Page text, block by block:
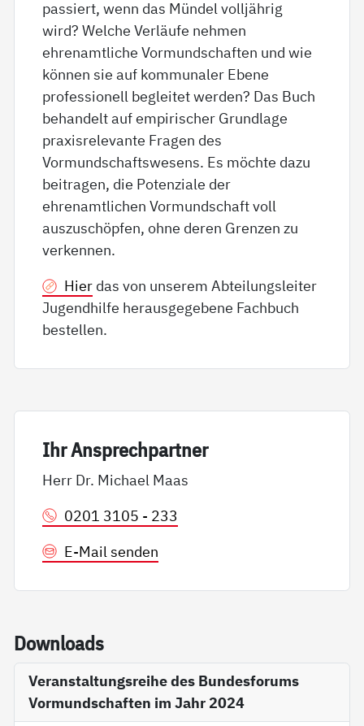
passiert, wenn das Mündel volljährig
wird? Welche Verläufe nehmen
ehrenamtliche Vormundschaften und wie
können sie auf kommunaler Ebene
professionell begleitet werden? Das Buch
behandelt auf empirischer Grundlage
praxisrelevante Fragen des
Vormundschaftswesens. Es möchte dazu
beitragen, die Potenziale der
ehrenamtlichen Vormundschaft voll
auszuschöpfen, ohne deren Grenzen zu
verkennen.
Hierdas von unserem Abteilungsleiter
Jugendhilfe herausgegebene Fachbuch
bestellen.
Ihr An­sp­rech­part­ner
Herr Dr. Michael Maas
0201 3105 - 233
E-Mail senden
Down­loads
Veranstaltungsreihe des Bundesforums
Vormundschaften im Jahr 2024